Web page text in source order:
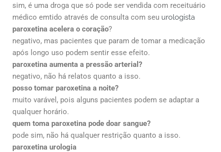
sim, é uma droga que só pode ser vendida com receituário
médico emtido através de consulta com seu urologista
paroxetina acelera o coração?
negativo, mas pacientes que param de tomar a medicação
após longo uso podem sentir esse efeito.
paroxetina aumenta a pressão arterial?
negativo, não há relatos quanto a isso.
posso tomar paroxetina a noite?
muito varável, pois alguns pacientes podem se adaptar a
qualquer horário.
quem toma paroxetina pode doar sangue?
pode sim, não há qualquer restrição quanto a isso.
paroxetina urologia